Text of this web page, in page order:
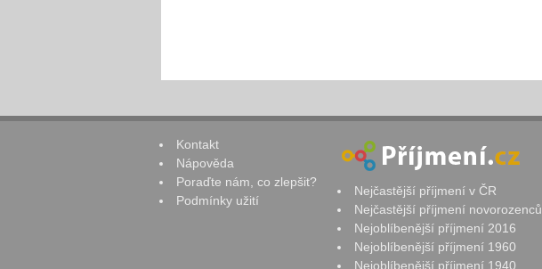
Kontakt
Nápověda
Poraďte nám, co zlepšit?
Podmínky užití
Nejčastější příjmení v ČR
Nejčastější příjmení novorozenců
Nejoblíbenější příjmení 2016
Nejoblíbenější příjmení 1960
Nejoblíbenější příjmení 1940